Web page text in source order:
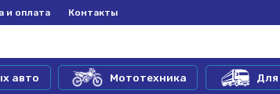
и оплата Контакты
авто Мототехника Для